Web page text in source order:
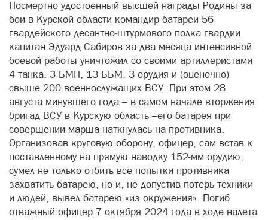
Посмертно удостоенный высшей награды Родины за
бои в Курской области командир батареи 56
гвардейского десантно-штурмового полка гвардии
капитан Эдуард Сабиров за два месяца интенсивной
боевой работы уничтожил со своими артиллеристами
4 танка, 3 БМП, 13 ББМ, 3 орудия и (оценочно)
свыше 200 военнослужащих ВСУ. При этом 28
августа минувшего года – в самом начале вторжения
бригад ВСУ в Курскую область –его батарея при
совершении марша наткнулась на противника.
Организовав круговую оборону, офицер, сам встав к
поставленному на прямую наводку 152-мм орудию,
сумел не только отбить все попытки противника
захватить батарею, но и, не допустив потерь техники
и людей, вывел батарею «из окружения». Погиб
отважный офицер 7 октября 2024 года в ходе налета